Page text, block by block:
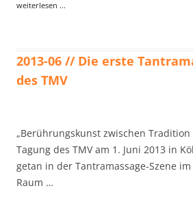
weiterlesen ...
2013-06 // Die erste
des TMV
„Berührungskunst zwischen Tradition
Tagung des TMV am 1. Juni 2013 in
getan in der Tantramassage-Szene
Raum …